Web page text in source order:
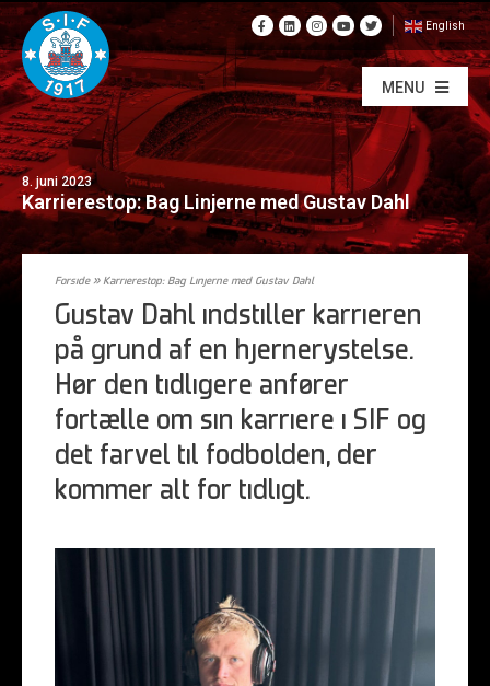
English
MENU
8. juni 2023
Karrierestop: Bag Linjerne med Gustav Dahl
Forside»Karrierestop: Bag Linjerne med Gustav Dahl
Gustav Dahl indstiller karrieren
på grund af en hjernerystelse.
Hør den tidligere anfører
fortælle om sin karriere i SIF og
det farvel til fodbolden, der
kommer alt for tidligt.